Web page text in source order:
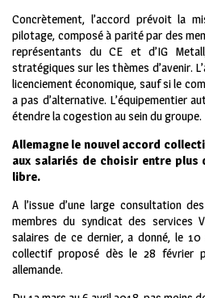
Concrètement, l’accord prévoit la
pilotage, composé à parité par des
représentants du CE et d’IG
stratégiques sur les thèmes d’avenir.
licenciement économique, sauf si le
a pas d’alternative. L’équipementier
étendre la cogestion au sein du groupe.
Allemagne le nouvel accord
aux salariés de choisir entre plus
libre.
A l’issue d’une large consultation
membres du syndicat des services
salaires de ce dernier, a donné, le
collectif proposé dès le 28 février
allemande.